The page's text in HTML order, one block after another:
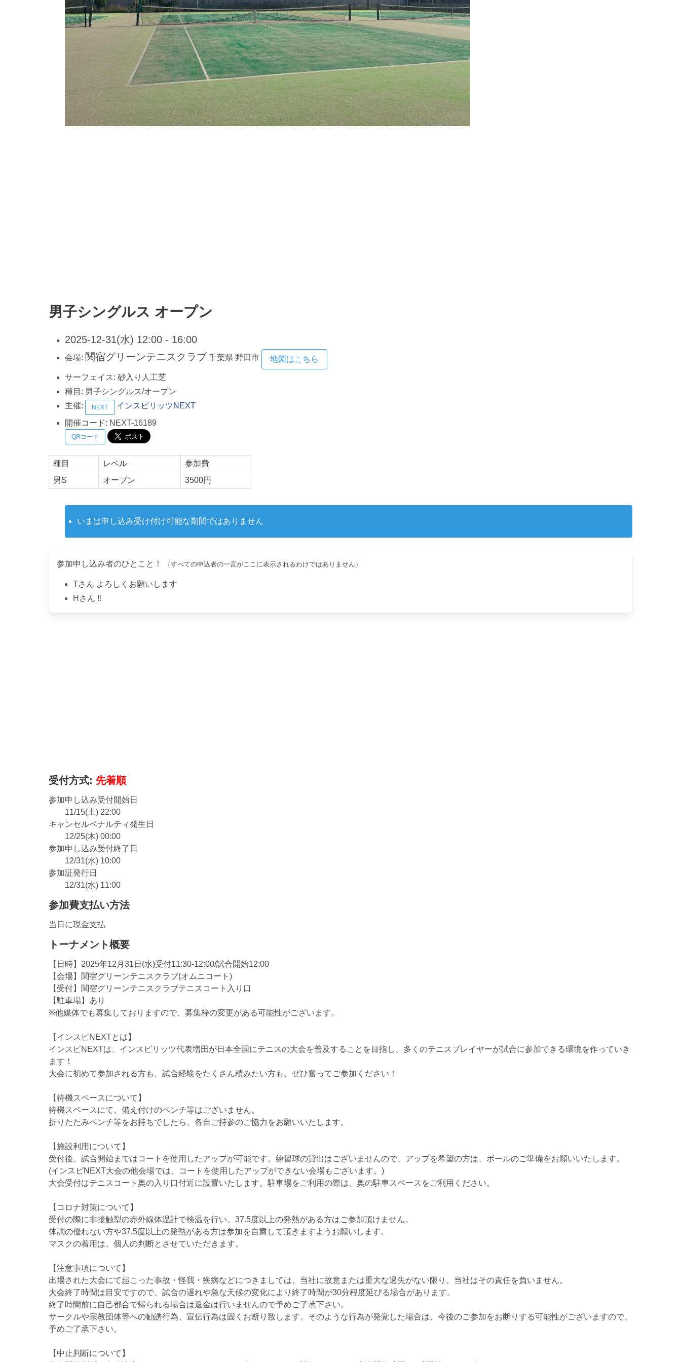
男子シングルス オープン
2025-12-31(水) 12:00 - 16:00
会場: 関宿グリーンテニスクラブ 千葉県 野田市 地図はこちら
サーフェイス: 砂入り人工芝
種目: 男子シングルス/オープン
主催:
NEXT
インスピリッツNEXT
開催コード: NEXT-16189
QRコード
種目 レベル
参加費
男S
オープン 3500円
いまは申し込み受け付け可能な期間ではありません
参加申し込み者のひとこと！ （すべての申込者の一言がここに表示されるわけではありません）
Tさん よろしくお願いします
H さん ‼️
受付方式: 先着順
参加申し込み受付開始日
11/15(土) 22:00
キャンセルペナルティ発生日
12/25(木) 00:00
参加申し込み受付終了日
12/31(水) 10:00
参加証発行日
12/31(水) 11:00
参加費支払い方法
当日に現金支払
トーナメント概要
【日時】2025年12月31日(水)受付11:30-12:00/試合開始12:00
【会場】関宿グリーンテニスクラブ(オムニコート)
【受付】関宿グリーンテニスクラブテニスコート入り口
【駐車場】あり
※他媒体でも募集しておりますので、募集枠の変更がある可能性がございます。
【インスピNEXTとは】
インスピNEXTは、インスピリッツ代表増田が日本全国にテニスの大会を普及することを目指し、多くのテニスプレイヤーが試合に参加できる環境を作っていき
ます！
大会に初めて参加される方も、試合経験をたくさん積みたい方も、ぜひ奮ってご参加ください！
【待機スペースについて】
待機スペースにて、備え付けのベンチ等はございません。
折りたたみベンチ等をお持ちでしたら、各自ご持参のご協力をお願いいたします。
【施設利用について】
受付後、試合開始まではコートを使用したアップが可能です。練習球の貸出はございませんので、アップを希望の方は、ボールのご準備をお願いいたします。
(インスピNEXT大会の他会場では、コートを使用したアップができない会場もございます。)
大会受付はテニスコート奥の入り口付近に設置いたします。駐車場をご利用の際は、奥の駐車スペースをご利用ください。
【コロナ対策について】
受付の際に非接触型の赤外線体温計で検温を行い、37.5度以上の発熱がある方はご参加頂けません。
体調の優れない方や37.5度以上の発熱がある方は参加を自粛して頂きますようお願いします。
マスクの着用は、個人の判断とさせていただきます。
【注意事項について】
出場された大会にて起こった事故・怪我・疾病などにつきましては、当社に故意または重大な過失がない限り、当社はその責任を負いません。
大会終了時間は目安ですので、試合の遅れや急な天候の変化により終了時間が30分程度延びる場合があります。
終了時間前に自己都合で帰られる場合は返金は行いませんので予めご了承下さい。
サークルや宗教団体等への勧誘行為、宣伝行為は固くお断り致します。そのような行為が発覚した場合は、今後のご参加をお断りする可能性がございますので、
予めご了承下さい。
【中止判断について】